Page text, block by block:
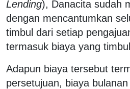
Lending), Danacita sudah
dengan mencantumkan
timbul dari setiap
termasuk biaya yang
Adapun biaya tersebut
persetujuan, biaya